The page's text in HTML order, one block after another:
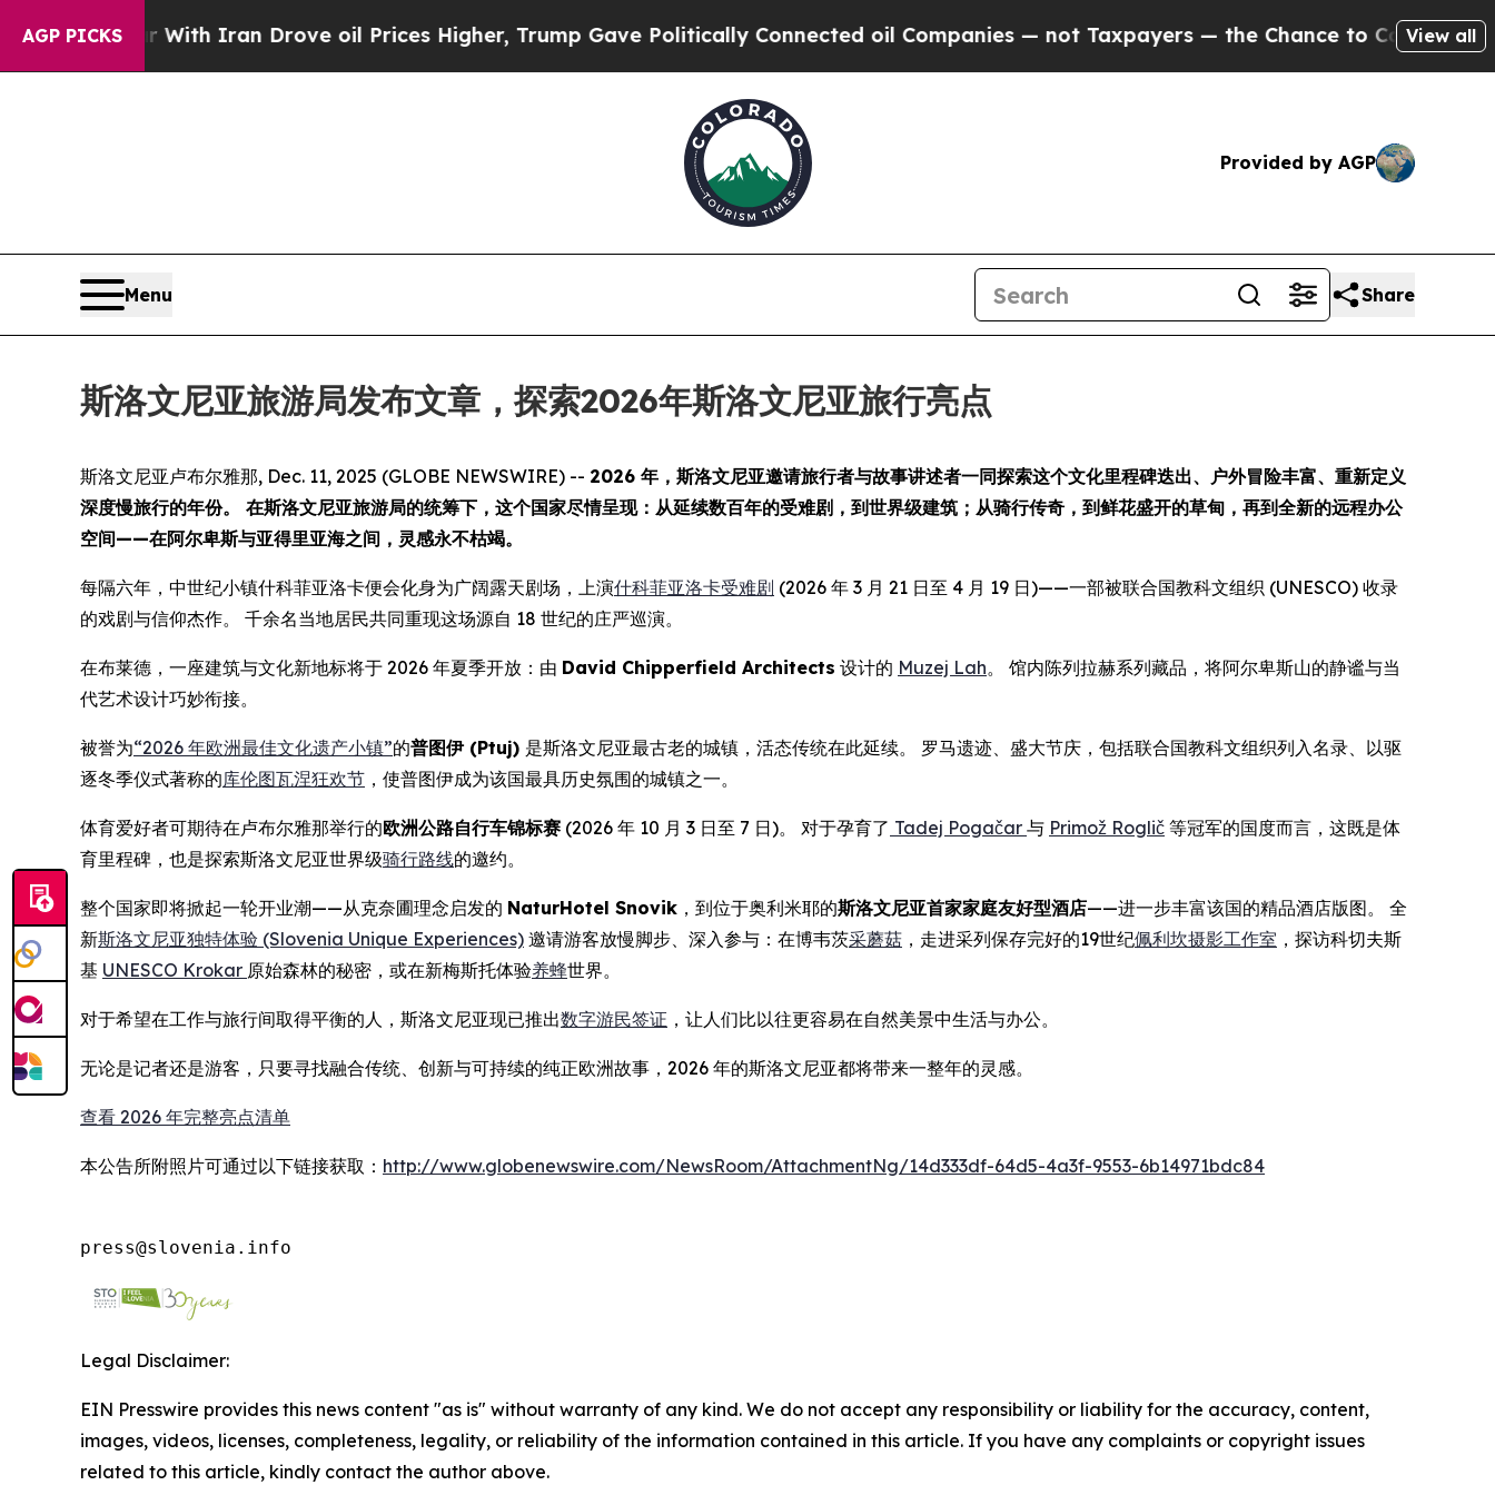
AGP PICKS
As war With Iran Drove oil Prices Higher, Trump Gave Politically Connected oil Companies — not Taxpayers — the Chance to Cash in onView all
Provided by AGP
Menu Share
斯洛文尼亚旅游局发布文章，探索2026年斯洛文尼亚旅行亮点
斯洛文尼亚卢布尔雅那, Dec. 11, 2025 (GLOBE NEWSWIRE) -- 2026 年，斯洛文尼亚邀请旅行者与故事讲述者一同探索这个文化里程碑迭出、户外冒险丰富、重新定义
深度慢旅行的年份。 在斯洛文尼亚旅游局的统筹下，这个国家尽情呈现：从延续数百年的受难剧，到世界级建筑；从骑行传奇，到鲜花盛开的草甸，再到全新的远程办公
空间——在阿尔卑斯与亚得里亚海之间，灵感永不枯竭。
每隔六年，中世纪小镇什科菲亚洛卡便会化身为广阔露天剧场，上演什科菲亚洛卡受难剧 (2026 年 3 月 21 日至 4 月 19 日)——一部被联合国教科文组织 (UNESCO) 收录
的戏剧与信仰杰作。 千余名当地居民共同重现这场源自 18 世纪的庄严巡演。
在布莱德，一座建筑与文化新地标将于 2026 年夏季开放：由 David Chipperfield Architects 设计的 Muzej Lah。 馆内陈列拉赫系列藏品，将阿尔卑斯山的静谧与当
代艺术设计巧妙衔接。
被誉为“2026 年欧洲最佳文化遗产小镇”的普图伊 (Ptuj) 是斯洛文尼亚最古老的城镇，活态传统在此延续。 罗马遗迹、盛大节庆，包括联合国教科文组织列入名录、以驱
逐冬季仪式著称的库伦图瓦涅狂欢节 ，使普图伊成为该国最具历史氛围的城镇之一。
体育爱好者可期待在卢布尔雅那举行的欧洲公路自行车锦标赛 (2026 年 10 月 3 日至 7 日)。 对于孕育了 Tadej Pogačar 与 Primož Roglič 等冠军的国度而言，这既是体
育里程碑，也是探索斯洛文尼亚世界级骑行路线的邀约。
整个国家即将掀起一轮开业潮——从克奈圃理念启发的 NaturHotel Snovik ，到位于奥利米耶的斯洛文尼亚首家家庭友好型酒店——进一步丰富该国的精品酒店版图。 全
新斯洛文尼亚独特体验 (Slovenia Unique Experiences) 邀请游客放慢脚步、深入参与：在博韦茨采蘑菇 ，走进采列保存完好的19世纪佩利坎摄影工作室 ，探访科切夫斯
基 UNESCO Krokar 原始森林的秘密，或在新梅斯托体验养蜂世界。
对于希望在工作与旅行间取得平衡的人，斯洛文尼亚现已推出数字游民签证 ，让人们比以往更容易在自然美景中生活与办公。
无论是记者还是游客，只要寻找融合传统、创新与可持续的纯正欧洲故事，2026 年的斯洛文尼亚都将带来一整年的灵感。
查看 2026 年完整亮点清单
本公告所附照片可通过以下链接获取： http://www.globenewswire.com/NewsRoom/AttachmentNg/14d333df-64d5-4a3f-9553-6b14971bdc84
press@slovenia.info
Legal Disclaimer:
EIN Presswire provides this news content "as is" without warranty of any kind. We do not accept any responsibility or liability for the accuracy, content,
images, videos, licenses, completeness, legality, or reliability of the information contained in this article. If you have any complaints or copyright issues
related to this article, kindly contact the author above.